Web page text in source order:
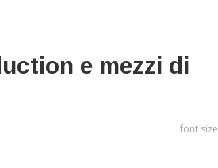
e mezzi di
font size